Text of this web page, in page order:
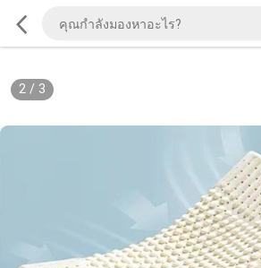
2/ 3